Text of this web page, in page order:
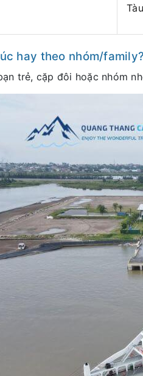
hay theo nhóm/family?
trẻ, cặp đôi hoặc nhóm